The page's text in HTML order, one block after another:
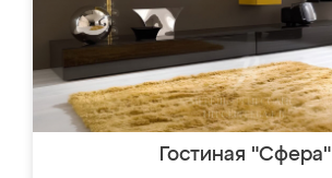
Гостиная "Сфера"